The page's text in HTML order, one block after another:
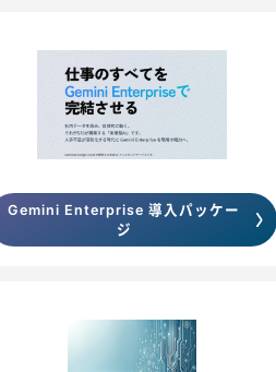
Gemini Enterprise 導入パッケー
ジ